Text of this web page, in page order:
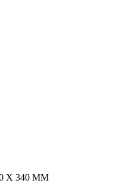
X 340 MM